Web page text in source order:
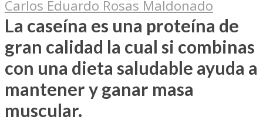
Carlos Eduardo Rosas Maldonado
La caseína es una proteína de
gran calidad la cual si combinas
con una dieta saludable ayuda a
mantener y ganar masa
muscular.